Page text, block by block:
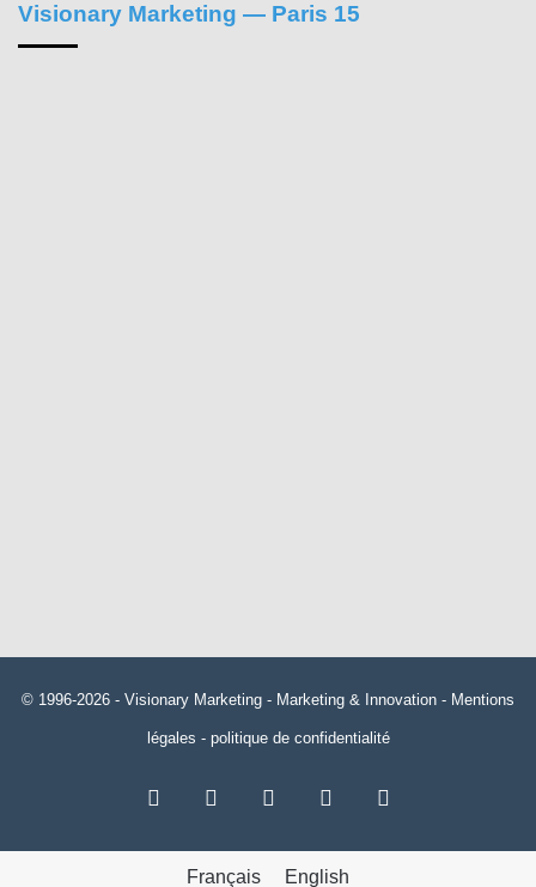
Visionary Marketing — Paris 15
© 1996-2026 - Visionary Marketing - Marketing & Innovation - Mentions
légales - politique de confidentialité
Facebook Linkedin
Français English